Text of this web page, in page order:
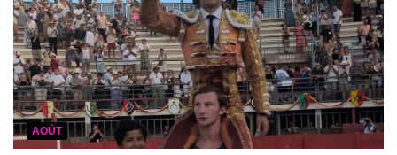
AOÛT